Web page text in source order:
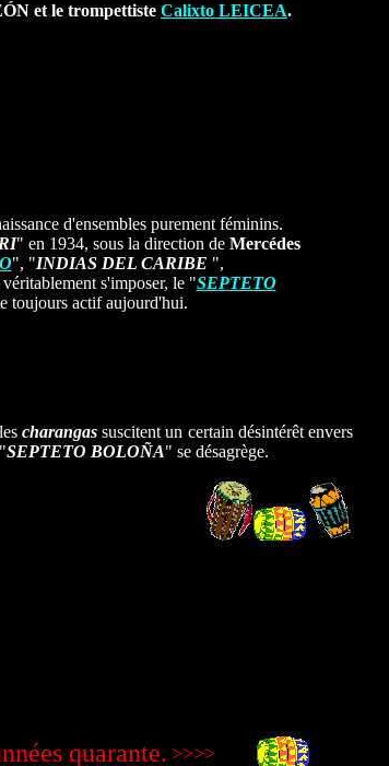
et le trompettiste Calixto LEICEA.
d'ensembles purement féminins.
" en 1934, sous la direction de Mercédes
", "INDIAS DEL CARIBE ",
s'imposer, le "SEPTETO
toujours actif aujourd'hui.
charangassuscitent un certain désintérêt envers
SEPTETO BOLOÑA" se désagrège.
quarante. >>>>